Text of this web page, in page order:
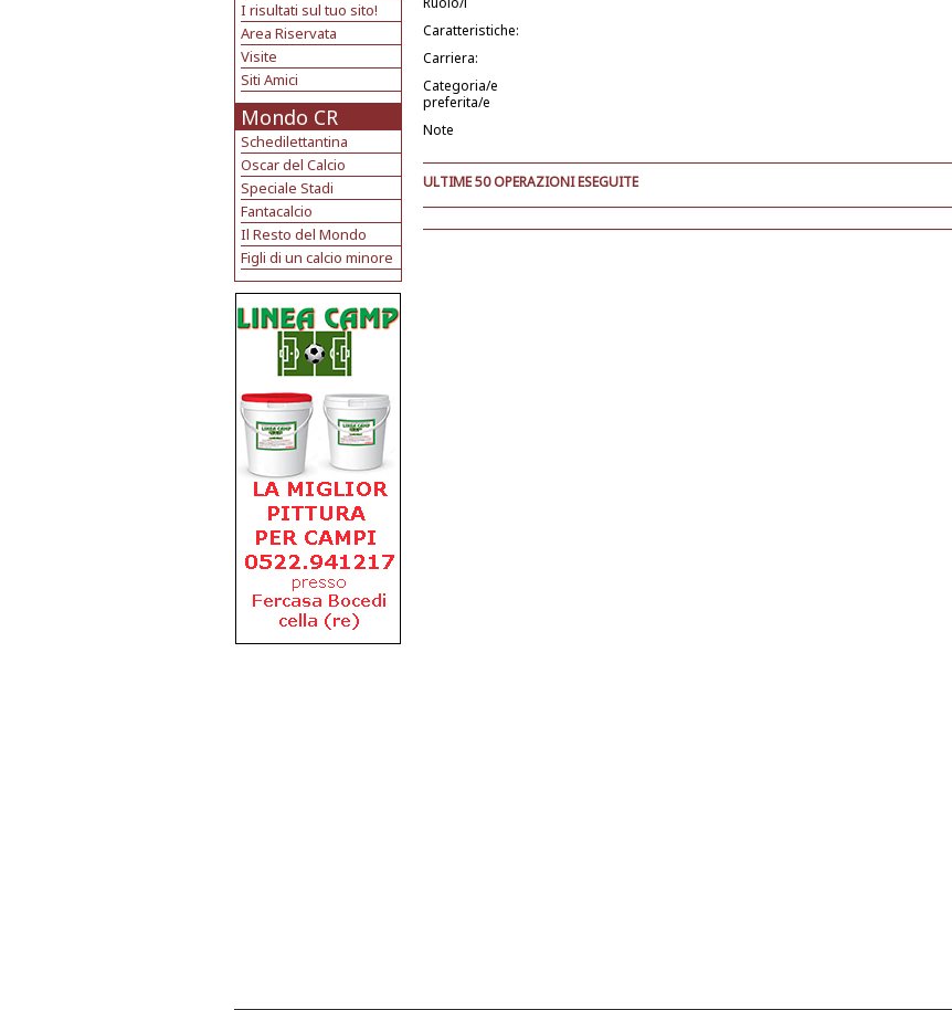
I risultati sul tuo sito!
Area Riservata
Visite
Siti Amici
Mondo CR
Schedilettantina
Oscar del Calcio
Speciale Stadi
Fantacalcio
Il Resto del Mondo
Figli di un calcio minore
Caratteristiche:
Carriera:
Categoria/e
preferita/e
Note
ULTIME 50 OPERAZIONI ESEGUITE